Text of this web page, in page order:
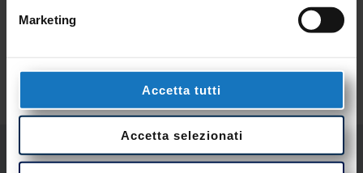
Marketing
Accetta tutti
Accetta selezionati